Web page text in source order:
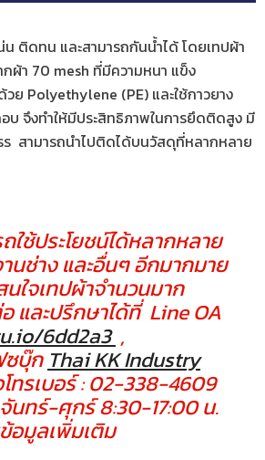
ติดทน และสามารถกันน้ำได้ โดยเทปผ้า
กผ้า 70 mesh ที่มีความหนา แข็ง
ย Polyethylene (PE) และใช้กาวยาง
อบ จึงทำให้มีประสิทธิภาพในการยึดติดสูง มี
ร สามารถนำไปติดได้บนวัสดุที่หลากหลาย
ใช้ประโยชน์ได้หลากหลาย
นช่าง และอื่นๆ อีกมากมาย
ใจเทปผ้าจำนวนมาก
และปรึกษาได้ที่ Line OA
6dd2a3 ,
ซบุ๊ก Thai KK Industry
ทรเบอร์ : 02-338-4609
จันทร์-ศุกร์ 8:30-17:00 น.
อมูลเพิ่มเติม